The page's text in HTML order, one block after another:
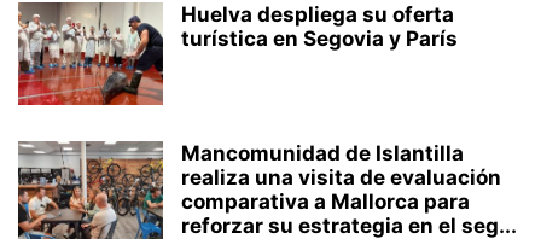
Huelva despliega su oferta
turística en Segovia y París
Mancomunidad de Islantilla
realiza una visita de evaluación
comparativa a Mallorca para
reforzar su estrategia en el seg...